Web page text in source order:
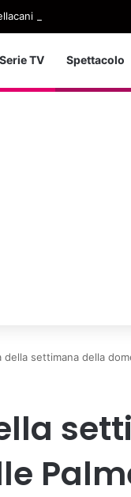
Regina d’Europa
Serie TV Spettacolo
della settimana della